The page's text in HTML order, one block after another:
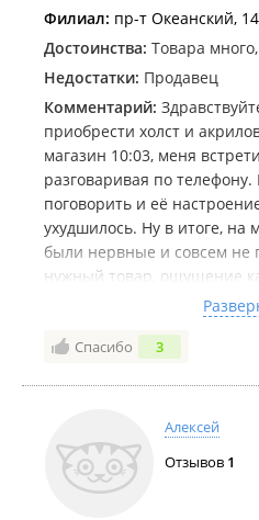
Филиал: пр-т Океанский,
Достоинства: Товара
Недостатки: Продавец
Комментарий:
приобрести холст и
магазин 10:03, меня
разговаривая по
поговорить и её
ухудшилось. Ну в итоге, на
были нервные и совсем
нужный товар, ощущение
пришла в такую рань и
😊 И мало того, она ещё
надзиратель, не спуская с
приду. Спасибо, до
ближайшее время я точно
магазине что нужно, без
Спасибо 3
Алексей
Отзывов 1